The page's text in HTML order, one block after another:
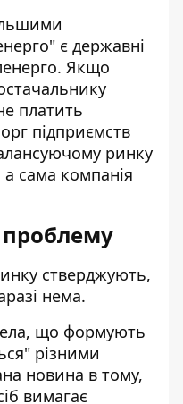
є державні
Якщо
платить
підприємств
ринку
сама компанія
стверджують,
нема.
що формують
різними
новина в тому,
вимагає